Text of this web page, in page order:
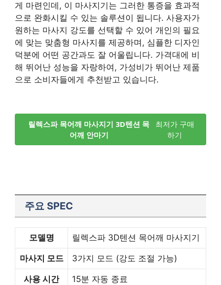
게 마련인데, 이 마사지기는 그러한 통증을 효과적
으로 완화시킬 수 있는 솔루션이 됩니다. 사용자가
원하는 마사지 강도를 선택할 수 있어 개인의 필요
에 맞는 맞춤형 마사지를 제공하며, 심플한 디자인
덕분에 어떤 공간과도 잘 어울립니다. 가격대에 비
해 뛰어난 성능을 자랑하여, 가성비가 뛰어난 제품
으로 소비자들에게 추천받고 있습니다.
릴렉스파 목어깨 마사지기 3D텐션 목
어깨 안마기
최저가 구매
하기
주요 SPEC
모델명 릴렉스파 3D텐션 목어깨 마사지기
마사지 모드 3가지 모드 (강도 조절 가능)
사용 시간 15분 자동 종료